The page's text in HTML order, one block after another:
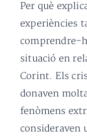
Per què
experiències
comprendre-
situació en
Corint. Els
donaven
fenòmens
consideraven